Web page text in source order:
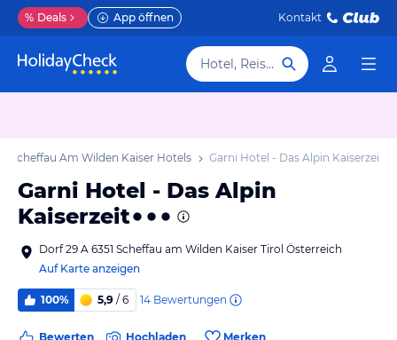
% Deals App öffnen Kontakt
Hotel, Reiseziel
Scheffau Am Wilden Kaiser Hotels Garni Hotel - Das Alpin Kaiserzeit
Garni Hotel - Das Alpin
Kaiserzeit
Dorf 29 A 6351 Scheffau am Wilden Kaiser Tirol Österreich
Auf Karte anzeigen
100% 5,9 / 6 14 Bewertungen
Bewerten Hochladen Merken